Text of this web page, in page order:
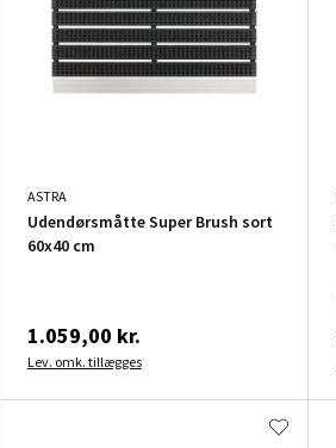
ASTRA
Udendørsmåtte Super Brush sort
60x40 cm
1.059,00 kr.
Lev. omk. tillægges